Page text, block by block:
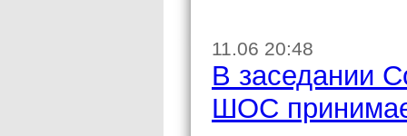
11.06 20:48
В заседании
ШОС